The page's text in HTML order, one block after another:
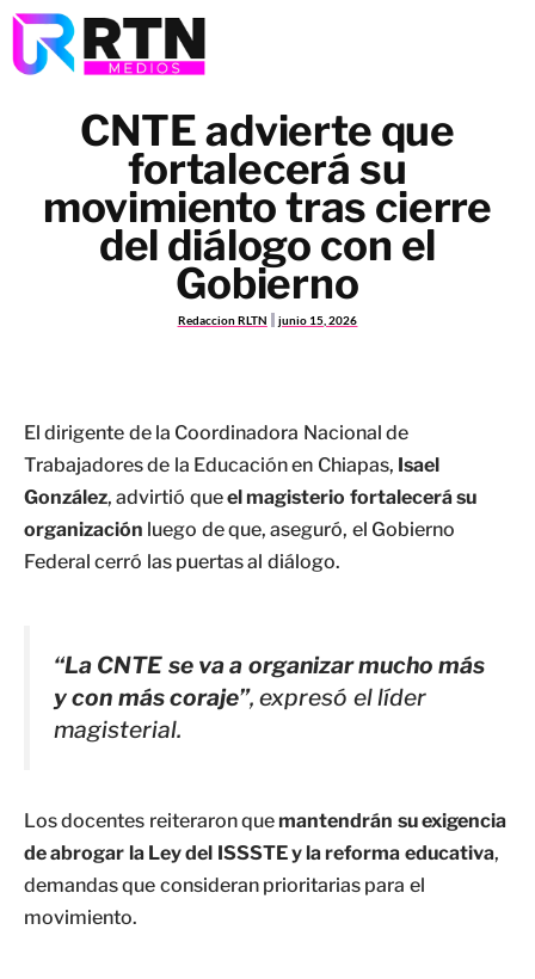
CNTE advierte que
fortalecerá su
movimiento tras cierre
del diálogo con el
Gobierno
Redaccion RLTN junio 15, 2026
El dirigente de la Coordinadora Nacional de
Trabajadores de la Educación en Chiapas, Isael
González, advirtió queel magisterio fortalecerá su
organización luego de que, aseguró, el Gobierno
Federal cerró las puertas al diálogo.
“La CNTE se va a organizar mucho más
y con más coraje”, expresó el líder
magisterial.
Los docentes reiteraron quemantendrán su exigencia
de abrogar la Ley del ISSSTE y la reforma educativa,
demandas que consideran prioritarias para el
movimiento.